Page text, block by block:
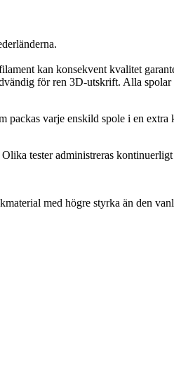
kan konsekvent kvalitet
för ren 3D-utskrift. Alla
varje enskild spole i en extra
tester administreras kontinuerligt
med högre styrka än den